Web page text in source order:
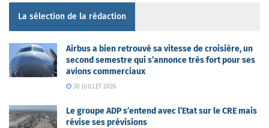
La sélection de la rédaction
Airbus a bien retrouvé sa vitesse de croisière, un
second semestre qui s’annonce très fort pour ses
avions commerciaux
30 JUILLET 2026
Le groupe ADP s’entend avec l’Etat sur le CRE mais
révise ses prévisions